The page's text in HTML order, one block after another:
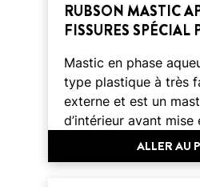
RUBSON MASTIC
FISSURES SPÉCIAL
Mastic en phase
type plastique à très
externe et est un
d’intérieur avant mise
ALLER AU